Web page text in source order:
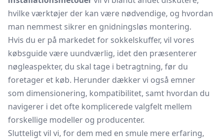
hvilke værktøjer der kan være nødvendige, og hvordan
man nemmest sikrer en gnidningsløs montering.
Hvis du er på markedet for sokkelskuffer, vil vores
købsguide være uundværlig, idet den præsenterer
nøgleaspekter, du skal tage i betragtning, før du
foretager et køb. Herunder dækker vi også emner
som dimensionering, kompatibilitet, samt hvordan du
navigerer i det ofte komplicerede valgfelt mellem
forskellige modeller og producenter.
Slutteligt vil vi, for dem med en smule mere erfaring,